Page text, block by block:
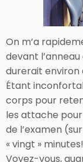
On m’a
devant
durerait environ
Étant
corps pour
les attache
de l’examen
« vingt »
Voyez-vous,